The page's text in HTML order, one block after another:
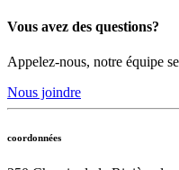
Vous avez des questions?
Appelez-nous, notre équipe
Nous joindre
coordonnées